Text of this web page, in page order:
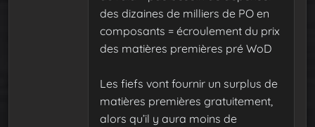
des dizaines de milliers de PO en
composants = écroulement du prix
des matières premières pré WoD
Les fiefs vont fournir un surplus de
matières premières gratuitement,
alors qu’il y aura moins de